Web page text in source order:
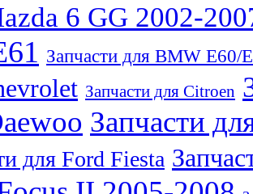
6 GG 2002-
Запчасти для BMW E60/
Запчасти для Citroen
Запчасти
для Ford Fiesta